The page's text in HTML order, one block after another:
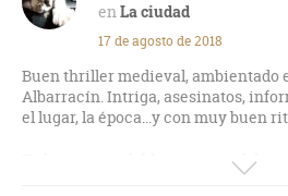
La ciudad
17 de agosto de 2018
Buen thriller medieval, ambientado
Albarracín. Intriga, asesinatos,
el lugar, la época...y con muy buen
Toda una agradable sorpresa el